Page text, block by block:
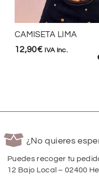
CAMISETA LIMA
12,90€ IVA Inc.
¿No quieres
Puedes recoger tu
12 Bajo Local – 02400